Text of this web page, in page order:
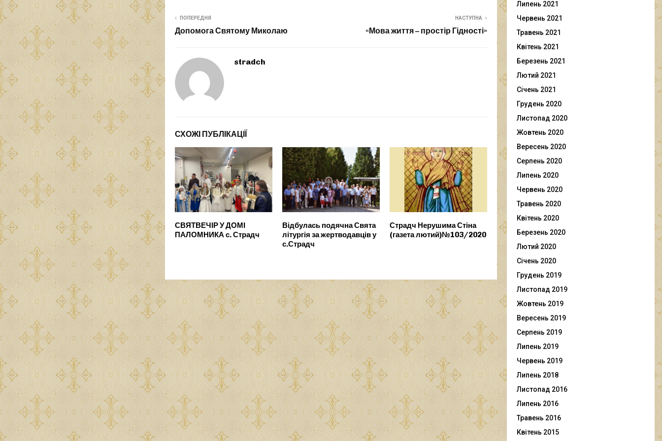
ПОПЕРЕДНЯ
Допомога Святому Миколаю
НАСТУПНА
«Мова життя – простір Гідності»
stradch
СХОЖІ ПУБЛІКАЦІЇ
СВЯТВЕЧІР У ДОМІ
ПАЛОМНИКА с. Страдч
Відбулась подячна Свята
літургія за жертводавців у
с.Страдч
Страдч Нерушима Стіна
(газета лютий)№103/2020
Липень 2021
Червень 2021
Травень 2021
Квітень 2021
Березень 2021
Лютий 2021
Січень 2021
Грудень 2020
Листопад 2020
Жовтень 2020
Вересень 2020
Серпень 2020
Липень 2020
Червень 2020
Травень 2020
Квітень 2020
Березень 2020
Лютий 2020
Січень 2020
Грудень 2019
Листопад 2019
Жовтень 2019
Вересень 2019
Серпень 2019
Липень 2019
Червень 2019
Липень 2018
Листопад 2016
Липень 2016
Травень 2016
Квітень 2015